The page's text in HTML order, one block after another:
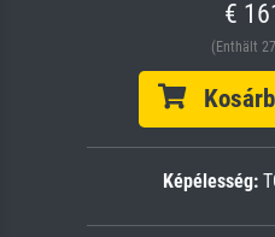
€
(Enthält
Képélesség: